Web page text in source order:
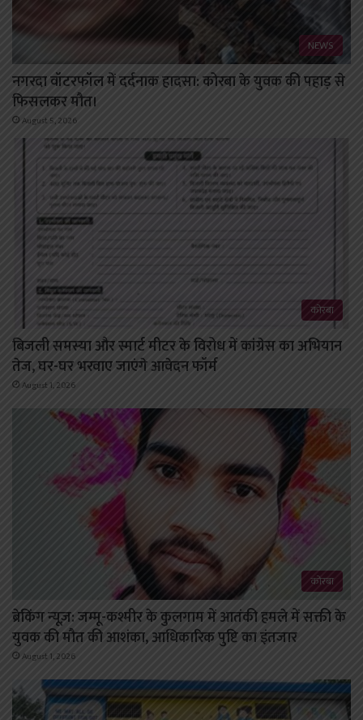
NEWS
नगरदा वॉटरफॉल में दर्दनाक हादसा: कोरबा के युवक की पहाड़ से
फिसलकर मौत।
August 5, 2026
कोरबा
बिजली समस्या और स्मार्ट मीटर के विरोध में कांग्रेस का अभियान
तेज, घर-घर भरवाए जाएंगे आवेदन फॉर्म
August 1, 2026
कोरबा
ब्रेकिंग न्यूज़: जम्मू-कश्मीर के कुलगाम में आतंकी हमले में सक्ती के
युवक की मौत की आशंका, आधिकारिक पुष्टि का इंतजार
August 1, 2026